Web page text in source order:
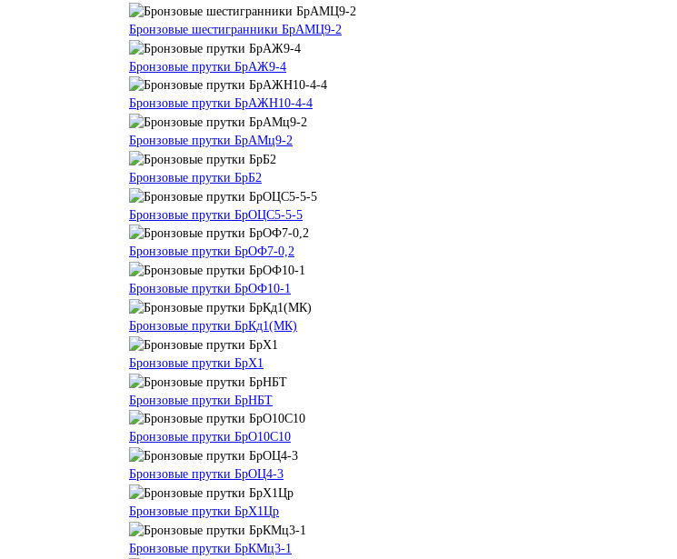
Бронзовые шестигранники БрАМЦ9-2
Бронзовые прутки БрАЖ9-4
Бронзовые прутки БрАЖН10-4-4
Бронзовые прутки БрАМц9-2
Бронзовые прутки БрБ2
Бронзовые прутки БрОЦС5-5-5
Бронзовые прутки БрОФ7-0,2
Бронзовые прутки БрОФ10-1
Бронзовые прутки БрКд1(МК)
Бронзовые прутки БрХ1
Бронзовые прутки БрНБТ
Бронзовые прутки БрО10С10
Бронзовые прутки БрОЦ4-3
Бронзовые прутки БрХ1Цр
Бронзовые прутки БрКМц3-1